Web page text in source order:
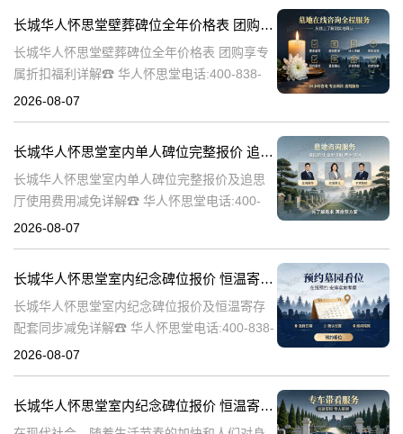
长城华人怀思堂壁葬碑位全年价格表 团购享专属折扣福利详解
长城华人怀思堂壁葬碑位全年价格表 团购享专
属折扣福利详解☎ 华人怀思堂电话:400-838-
5063随着社会的发展和人们观念的变化，越来
2026-08-07
长城华人怀思堂室内单人碑位完整报价 追思厅使用费用减免详解
长城华人怀思堂室内单人碑位完整报价及追思
厅使用费用减免详解☎ 华人怀思堂电话:400-
838-5063引言随着社会的发展和人们生活水平
2026-08-07
长城华人怀思堂室内纪念碑位报价 恒温寄存配套同步减免详解
长城华人怀思堂室内纪念碑位报价及恒温寄存
配套同步减免详解☎ 华人怀思堂电话:400-838-
5063一、引言随着社会的发展和人们生活水平
2026-08-07
长城华人怀思堂室内纪念碑位报价 恒温寄存配套同步减免详解